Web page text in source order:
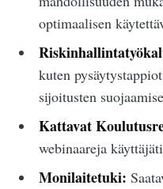
optimaalisen
kuten
sijoitusten
Kattavat
webinaareja
Monilaitetuki: